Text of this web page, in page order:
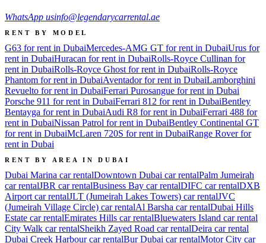
WhatsApp usinfo@legendarycarrental.ae
RENT BY MODEL
G63 for rent in DubaiMercedes-AMG GT for rent in DubaiUrus for
rent in DubaiHuracan for rent in DubaiRolls-Royce Cullinan for
rent in DubaiRolls-Royce Ghost for rent in DubaiRolls-Royce
Phantom for rent in DubaiAventador for rent in DubaiLamborghini
Revuelto for rent in DubaiFerrari Purosangue for rent in Dubai
Porsche 911 for rent in DubaiFerrari 812 for rent in DubaiBentley
Bentayga for rent in DubaiAudi R8 for rent in DubaiFerrari 488 for
rent in DubaiNissan Patrol for rent in DubaiBentley Continental GT
for rent in DubaiMcLaren 720S for rent in DubaiRange Rover for
rent in Dubai
RENT BY AREA IN DUBAI
Dubai Marina car rentalDowntown Dubai car rentalPalm Jumeirah
car rentalJBR car rentalBusiness Bay car rentalDIFC car rentalDXB
Airport car rentalJLT (Jumeirah Lakes Towers) car rentalJVC
(Jumeirah Village Circle) car rentalAl Barsha car rentalDubai Hills
Estate car rentalEmirates Hills car rentalBluewaters Island car rental
City Walk car rentalSheikh Zayed Road car rentalDeira car rental
Dubai Creek Harbourcar rentalBur Dubai car rentalMotor City car